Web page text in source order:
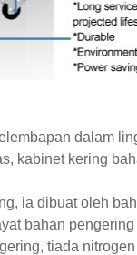
dalam
kabinet kering
ia dibuat oleh
bahan
tiada